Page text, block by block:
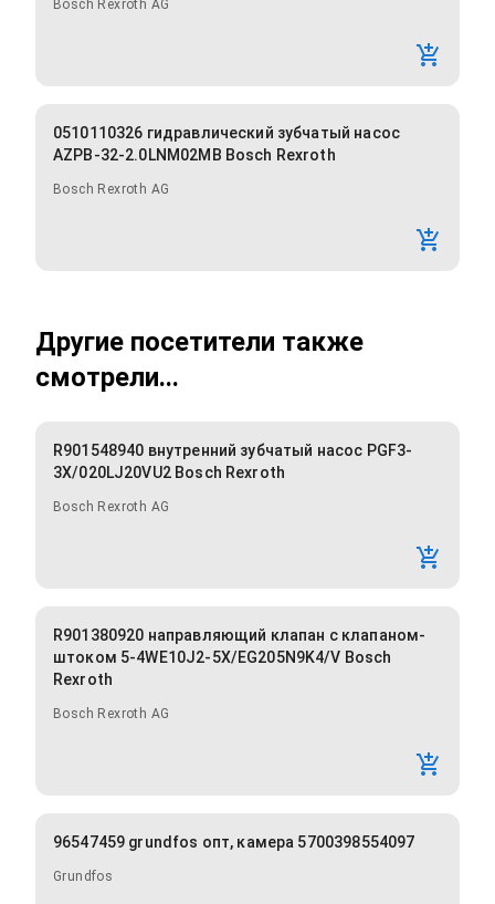
Bosch Rexroth AG
0510110326 гидравлический зубчатый насос
AZPB-32-2.0LNM02MB Bosch Rexroth
Bosch Rexroth AG
Другие посетители также
смотрели...
R901548940 внутренний зубчатый насос PGF3-
3X/020LJ20VU2 Bosch Rexroth
Bosch Rexroth AG
R901380920 направляющий клапан с клапаном-
штоком 5-4WE10J2-5X/EG205N9K4/V Bosch
Rexroth
Bosch Rexroth AG
96547459 grundfos опт, камера 5700398554097
Grundfos